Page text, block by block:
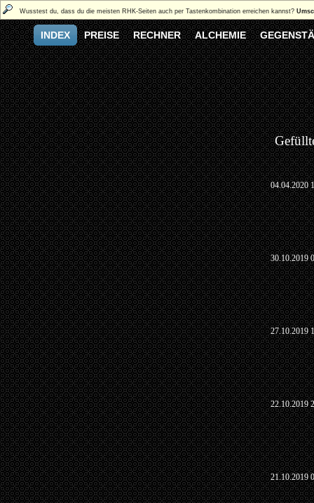
INDEX PREISE RECHNER ALCHEMIE
Wusstest du, dass du die meisten RHK-Seiten auch per Tastenkombination erreichen kannst?
04.04.2020
30.10.2019
27.10.2019
22.10.2019
21.10.2019